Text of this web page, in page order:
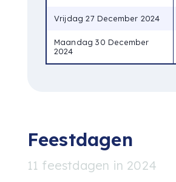
Vrijdag 27 December 2024
Maandag 30 December
2024
Feestdagen
11 feestdagen in 2024